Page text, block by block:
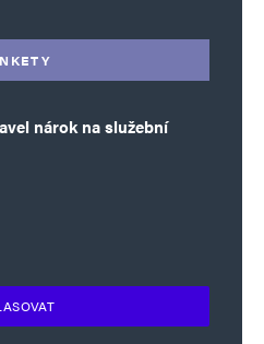
nárok na služební